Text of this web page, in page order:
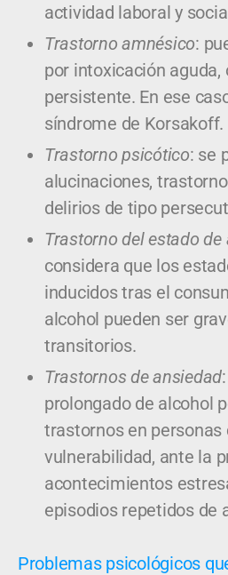
actividad laboral y
Trastorno amnésico:
por intoxicación aguda,
persistente. En ese
síndrome de Korsakoff.
Trastorno psicótico: se
alucinaciones,
delirios de tipo
Trastorno del estado de
considera que los
inducidos tras el
alcohol pueden ser
transitorios.
Trastornos de ansiedad
prolongado de alcohol
trastornos en personas
vulnerabilidad, ante la
acontecimientos
episodios repetidos de
Problemas psicológicos